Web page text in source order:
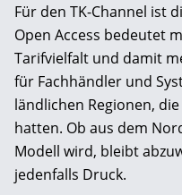
Für den TK-Channel ist
Open Access bedeutet
Tarifvielfalt und damit
für Fachhändler und
ländlichen Regionen,
hatten. Ob aus dem
Modell wird, bleibt
jedenfalls Druck.